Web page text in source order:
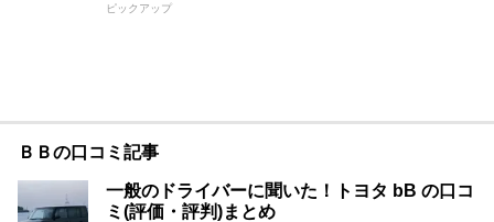
ピックアップ
ＢＢの口コミ記事
一般のドライバーに聞いた！トヨタ bB の口コ
ミ(評価・評判)まとめ